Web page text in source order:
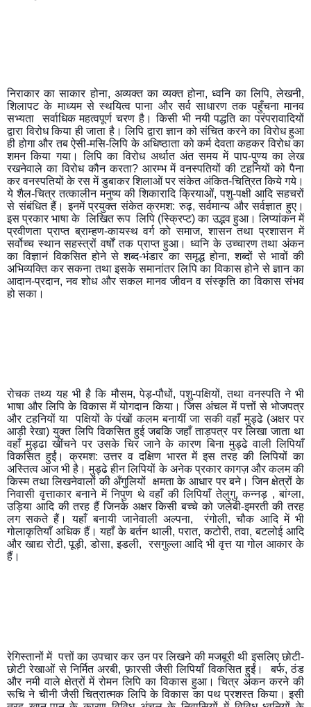
निराकार का साकार होना, अव्यक्त का व्यक्त होना, ध्वनि का लिपि, लेखनी,
शिलापट के माध्यम से स्थयित्व पाना और सर्व साधारण तक पहुँचना मानव
सभ्यता  सर्वाधिक महत्वपूर्ण चरण है। किसी भी नयी पद्धति का परंपरावादियों
द्वारा विरोध किया ही जाता है। लिपि द्वारा ज्ञान को संचित करने का विरोध हुआ
ही होगा और तब ऐसी-मसि-लिपि के अधिष्ठाता को कर्म देवता कहकर विरोध का
शमन किया गया। लिपि का विरोध अर्थात अंत समय में पाप-पुण्य का लेख
रखनेवाले का विरोध कौन करता? आरम्भ में वनस्पतियों की टहनियों को पैना
कर वनस्पतियों के रस में डुबाकर शिलाओं पर संकेत अंकित-चित्रित किये गये।
ये शैल-चित्र तत्कालीन मनुष्य की शिकारादि क्रियाओं, पशु-पक्षी आदि सहचरों
से संबंधित हैं। इनमें प्रयुक्त संकेत क्रमश: रुढ़, सर्वमान्य और सर्वज्ञात हुए।
इस प्रकार भाषा के  लिखित रूप  लिपि (स्क्रिप्ट) का उद्भव हुआ। लिप्यांकन में
प्रवीणता प्राप्त ब्राम्हण-कायस्थ वर्ग को समाज, शासन तथा प्रशासन में
सर्वोच्च स्थान सहस्त्रों वर्षों तक प्राप्त हुआ। ध्वनि के उच्चारण तथा अंकन
का विज्ञानं विकसित होने से शब्द-भंडार का समृद्ध होना, शब्दों से भावों की
अभिव्यक्ति कर सकना तथा इसके समानांतर लिपि का विकास होने से ज्ञान का
आदान-प्रदान, नव शोध और सकल मानव जीवन व संस्कृति का विकास संभव
हो सका।
रोचक तथ्य यह भी है कि मौसम, पेड़-पौधों, पशु-पक्षियों, तथा वनस्पति ने भी
भाषा और लिपि के विकास में योगदान किया। जिस अंचल में पत्तों से भोजपत्र
और टहनियों या  पक्षियों के पंखों कलम बनायीं जा सकी वहाँ मुड्ढे (अक्षर पर
आड़ी रेखा) युक्त लिपि विकसित हुई जबकि जहाँ ताड़पत्र पर लिखा जाता था
वहाँ मुड्ढा खींचने पर उसके चिर जाने के कारण बिना मुड्ढे वाली लिपियाँ
विकसित हुईं। क्रमश: उत्तर व दक्षिण भारत में इस तरह की लिपियों का
अस्तित्व आज भी है। मुड्ढे हीन लिपियों के अनेक प्रकार कागज़ और कलम की
किस्म तथा लिखनेवालों की अँगुलियों  क्षमता के आधार पर बने। जिन क्षेत्रों के
निवासी वृत्ताकार बनाने में निपुण थे वहाँ की लिपियाँ तेलुगु, कन्नड़ , बांग्ला,
उड़िया आदि की तरह हैं जिनके अक्षर किसी बच्चे को जलेबी-इमरती की तरह
लग सकते हैं। यहाँ बनायी जानेवाली अल्पना,  रंगोली, चौक आदि में भी
गोलाकृतियाँ अधिक हैं। यहाँ के बर्तन थाली, परात, कटोरी, तवा, बटलोई आदि
और खाद्य रोटी, पूड़ी, डोसा, इडली,  रसगुल्ला आदि भी वृत्त या गोल आकार के
हैं।
रेगिस्तानों में  पत्तों का उपचार कर उन पर लिखने की मजबूरी थी इसलिए छोटी-
छोटी रेखाओं से निर्मित अरबी, फ़ारसी जैसी लिपियाँ विकसित हुईं।  बर्फ, ठंड
और नमी वाले क्षेत्रों में रोमन लिपि का विकास हुआ। चित्र अंकन करने की
रूचि ने चीनी जैसी चित्रात्मक लिपि के विकास का पथ प्रशस्त किया। इसी